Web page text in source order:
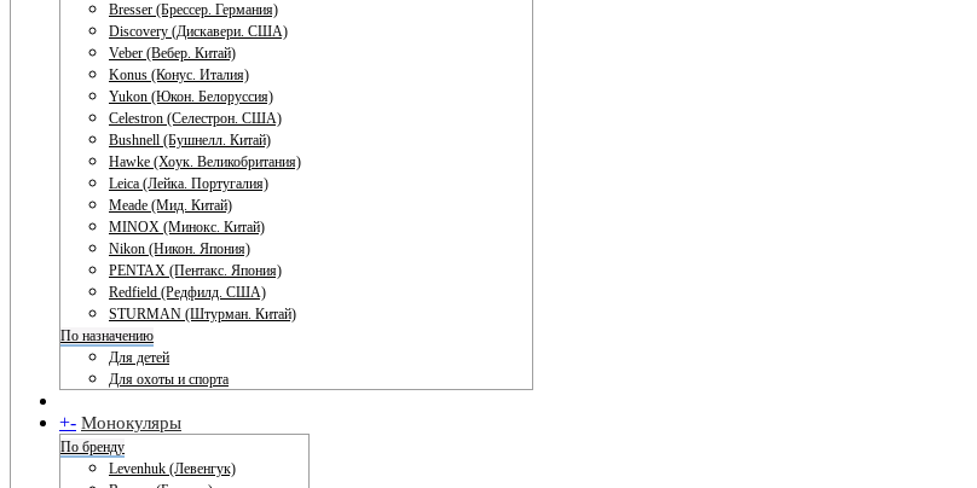
Bresser (Брессер. Германия)
Discovery (Дискавери. США)
Veber (Вебер. Китай)
Konus (Конус. Италия)
Yukon (Юкон. Белоруссия)
Celestron (Селестрон. США)
Bushnell (Бушнелл. Китай)
Hawke (Хоук. Великобритания)
Leica (Лейка. Португалия)
Meade (Мид. Китай)
MINOX (Минокс. Китай)
Nikon (Никон. Япония)
PENTAX (Пентакс. Япония)
Redfield (Редфилд. США)
STURMAN (Штурман. Китай)
По назначению
Для детей
Для охоты и спорта
+- Монокуляры
По бренду
Levenhuk (Левенгук)